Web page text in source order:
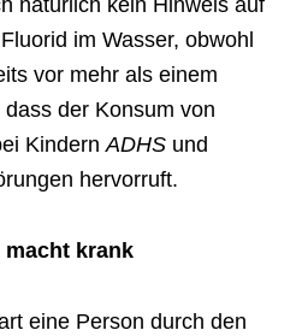
natürlich kein Hinweis auf
im Wasser, obwohl
vor mehr als einem
der Konsum von
KindernADHS und
hervorruft.
macht krank
eine Person durch den